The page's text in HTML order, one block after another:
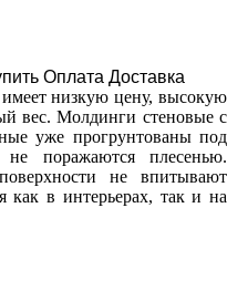
Оплата Доставка
низкую цену, высокую
вес. Молдинги стеновые с
уже прогрунтованы под
поражаются плесенью.
не впитывают
как в интерьерах, так и на